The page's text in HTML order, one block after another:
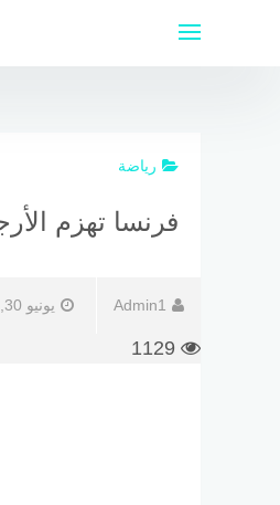
رياضة
فرنسا تهزم
Admin1 يونيو 30, 2018
1129